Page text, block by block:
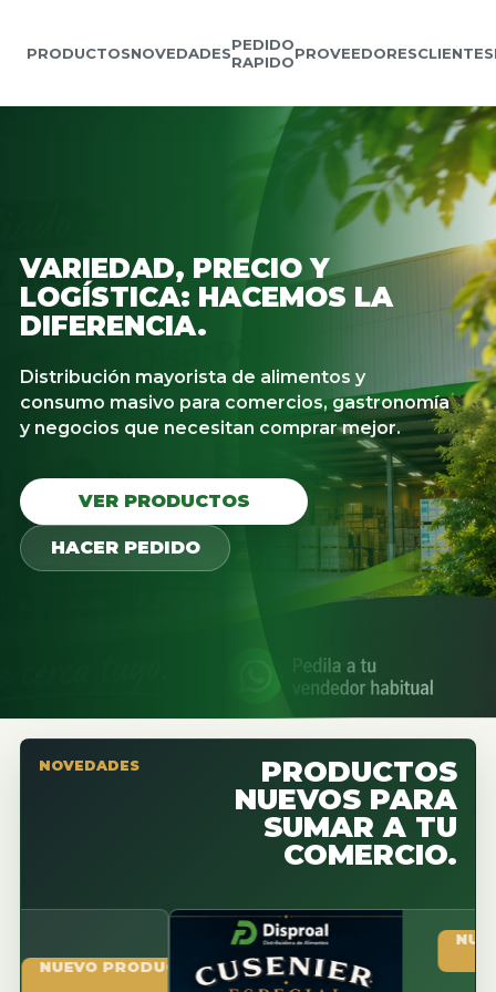
PRODUCTOSNOVEDADESPEDIDO
RAPIDOPROVEEDORESCLIENTES
VARIEDAD, PRECIO Y
LOGÍSTICA: HACEMOS LA
DIFERENCIA.
Distribución mayorista de alimentos y
consumo masivo para comercios, gastronomía
y negocios que necesitan comprar mejor.
VER PRODUCTOS
HACER PEDIDO
NOVEDADES
PRODUCTOS
NUEVOS PARA
SUMAR A TU
COMERCIO.
PRODUCTO
NUEVO